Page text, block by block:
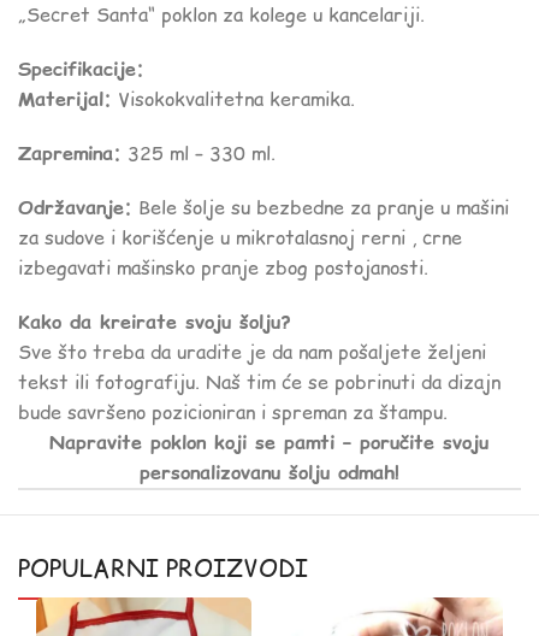
„Secret Santa“ poklon za kolege u kancelariji.
Specifikacije:
Materijal: Visokokvalitetna keramika.
Zapremina: 325 ml – 330 ml.
Održavanje: Bele šolje su bezbedne za pranje u mašini
za sudove i korišćenje u mikrotalasnoj rerni , crne
izbegavati mašinsko pranje zbog postojanosti.
Kako da kreirate svoju šolju?
Sve što treba da uradite je da nam pošaljete željeni
tekst ili fotografiju. Naš tim će se pobrinuti da dizajn
bude savršeno pozicioniran i spreman za štampu.
Napravite poklon koji se pamti – poručite svoju
personalizovanu šolju odmah!
POPULARNI PROIZVODI